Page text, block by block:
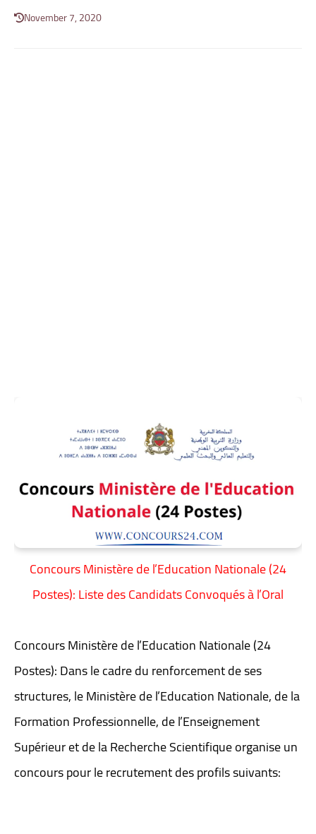
November 7, 2020
Concours Ministère de l’Education Nationale (24
Postes): Liste des Candidats Convoqués à l’Oral
Concours Ministère de l’Education Nationale (24
Postes): Dans le cadre du renforcement de ses
structures, le Ministère de l’Education Nationale, de la
Formation Professionnelle, de l’Enseignement
Supérieur et de la Recherche Scientifique organise un
concours pour le recrutement des profils suivants: